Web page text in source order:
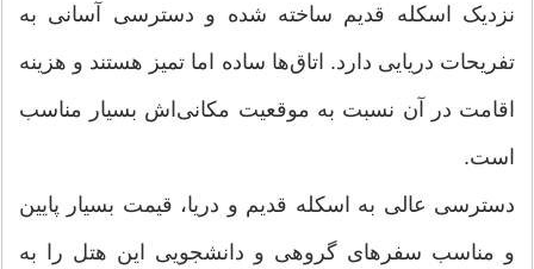
نزدیک اسکله قدیم ساخته شده و دسترسی آسانی به
تفریحات دریایی دارد. اتاق‌ها ساده اما تمیز هستند و هزینه
اقامت در آن نسبت به موقعیت مکانی‌اش بسیار مناسب
است.
دسترسی عالی به اسکله قدیم و دریا، قیمت بسیار پایین
و مناسب سفرهای گروهی و دانشجویی این هتل را به